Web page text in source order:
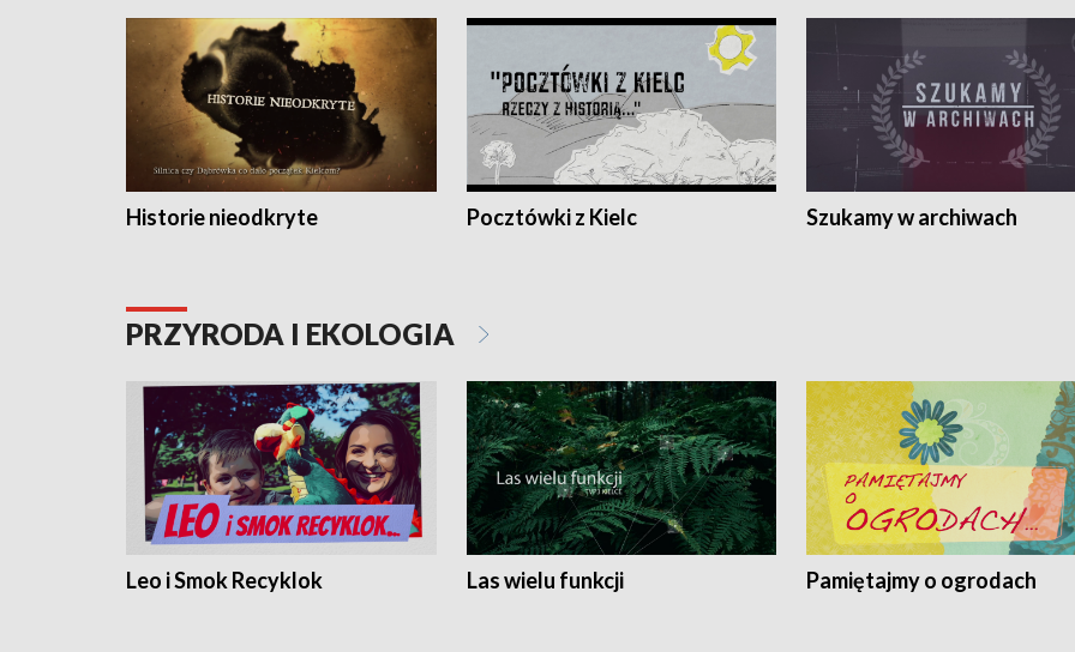
Historie nieodkryte Pocztówki z Kielc Szukamy w archiwach
PRZYRODA I EKOLOGIA
Leo i Smok Recyklok Las wielu funkcji Pamiętajmy o ogrodach